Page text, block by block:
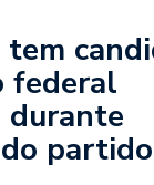
federal
durante
partido